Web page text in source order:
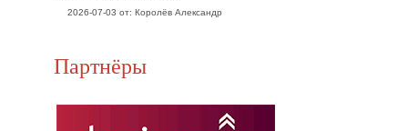
2026-07-03 от: Королёв Александр
Партнёры